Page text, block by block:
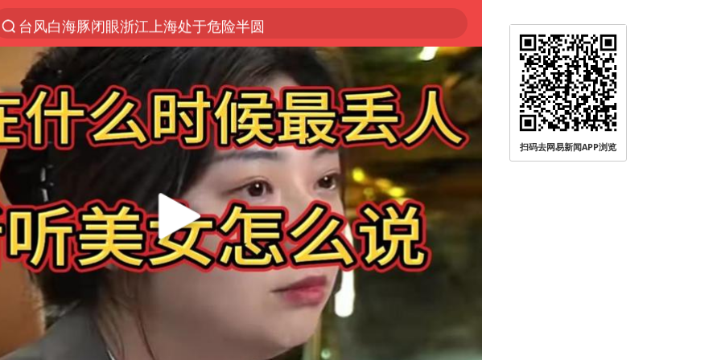
台风白海豚闭眼浙江上海处于危险半圆
香港宏福苑火灾或由烟头引起
云南一地村民过火把节意外灼伤16人
张本智和：零封向鹏不意外
泰国初中生饮弹自尽前开了26枪
用AI造出新病毒意味着什么
今年第二强台风将带来多大影响
浙江最强风雨时段已锁定
上半年国内居民出游人次34.63亿
女子被狗舔脚确诊三级暴露 医生回应
多所幼师院校开设养老专业
扫码去网易新闻APP浏览